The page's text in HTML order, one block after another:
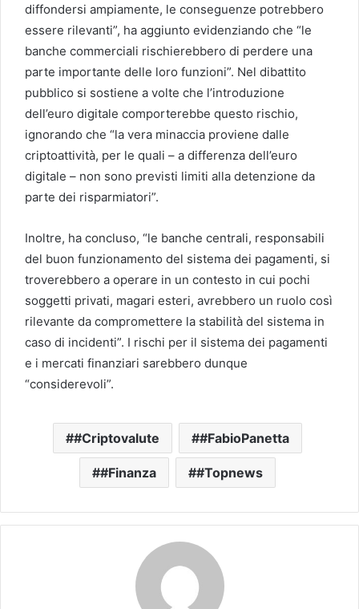
diffondersi ampiamente, le conseguenze potrebbero
essere rilevanti”, ha aggiunto evidenziando che “le
banche commerciali rischierebbero di perdere una
parte importante delle loro funzioni”. Nel dibattito
pubblico si sostiene a volte che l’introduzione
dell’euro digitale comporterebbe questo rischio,
ignorando che “la vera minaccia proviene dalle
criptoattività, per le quali – a differenza dell’euro
digitale – non sono previsti limiti alla detenzione da
parte dei risparmiatori”.
Inoltre, ha concluso, “le banche centrali, responsabili
del buon funzionamento del sistema dei pagamenti, si
troverebbero a operare in un contesto in cui pochi
soggetti privati, magari esteri, avrebbero un ruolo così
rilevante da compromettere la stabilità del sistema in
caso di incidenti”. I rischi per il sistema dei pagamenti
e i mercati finanziari sarebbero dunque
“considerevoli”.
#Criptovalute #FabioPanetta
#Finanza #Topnews